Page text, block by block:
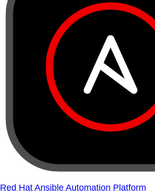
Red Hat Ansible Automation Platform